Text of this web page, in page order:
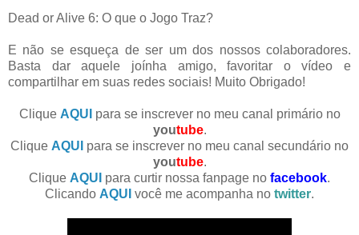
Dead or Alive 6: O que o Jogo Traz?
E não se esqueça de ser um dos nossos colaboradores.
Basta dar aquele joínha amigo, favoritar o vídeo e
compartilhar em suas redes sociais! Muito Obrigado!
Clique AQUI para se inscrever no meu canal primário no
youtube.
Clique AQUI para se inscrever no meu canal secundário no
youtube.
Clique AQUI para curtir nossa fanpage no facebook.
Clicando AQUI você me acompanha no twitter.